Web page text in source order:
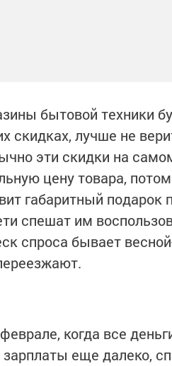
бытовой техники
скидках, лучше не
эти скидки на
цену товара,
габаритный
спешат им
спроса бывает
когда все
еще далеко,